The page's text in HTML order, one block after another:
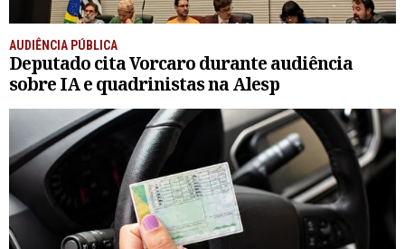
AUDIÊNCIA PÚBLICA
Deputado cita Vorcaro durante audiência
sobre IA e quadrinistas na Alesp